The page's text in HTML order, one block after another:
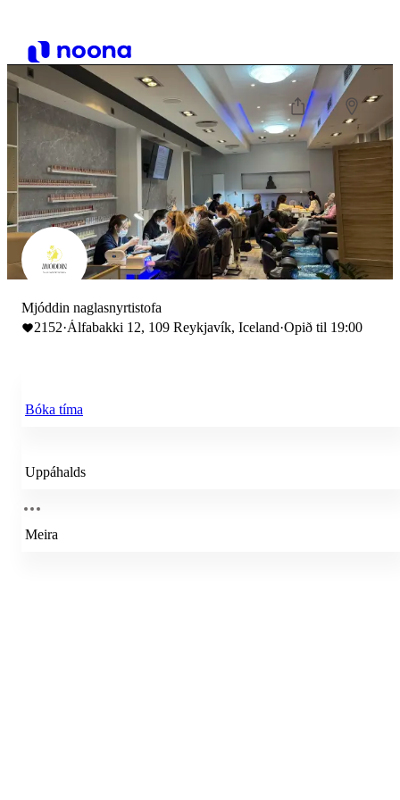
Mjóddin naglasnyrtistofa
2152·Álfabakki 12, 109 Reykjavík, Iceland·Opið til 19:00
Bóka tíma
Uppáhalds
Meira